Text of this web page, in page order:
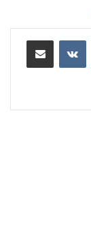
مشاركة عبر البريد